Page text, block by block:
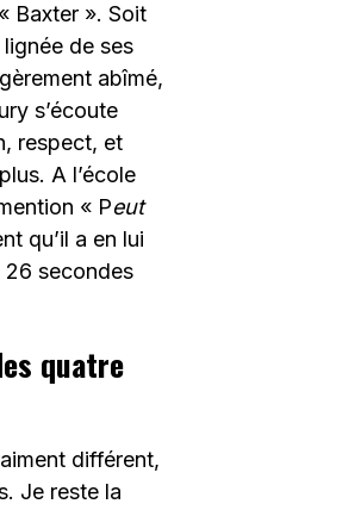
Baxter ». Soit
de ses
abîmé,
s’écoute
respect, et
A l’école
« Peut
qu’il a en lui
26 secondes
quatre
différent,
Je reste la